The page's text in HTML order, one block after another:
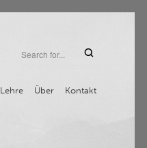
Lehre Über Kontakt